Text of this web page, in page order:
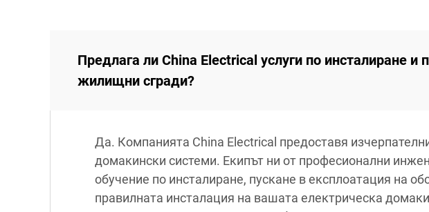
Предлага ли China Electrical услуги по инсталиране
жилищни сгради?
Да. Компанията China Electrical предоставя
домакински системи. Екипът ни от професионални
обучение по инсталиране, пускане в експлоатация на
правилната инсталация на вашата електрическа